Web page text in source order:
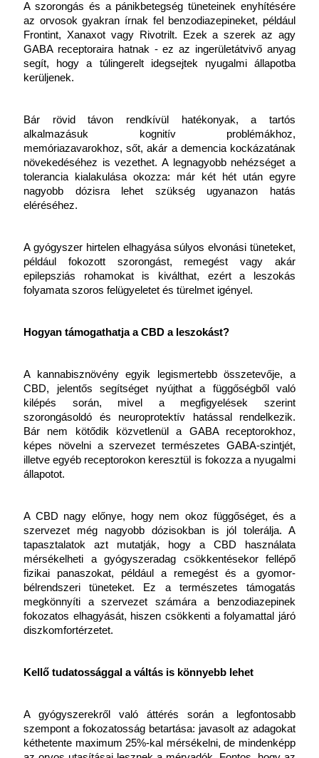
A szorongás és a pánikbetegség tüneteinek enyhítésére
az orvosok gyakran írnak fel benzodiazepineket, például
Frontint, Xanaxot vagy Rivotrilt. Ezek a szerek az agy
GABA receptoraira hatnak - ez az ingerületátvivő anyag
segít, hogy a túlingerelt idegsejtek nyugalmi állapotba
kerüljenek.
Bár rövid távon rendkívül hatékonyak, a tartós
alkalmazásuk kognitív problémákhoz,
memóriazavarokhoz, sőt, akár a demencia kockázatának
növekedéséhez is vezethet. A legnagyobb nehézséget a
tolerancia kialakulása okozza: már két hét után egyre
nagyobb dózisra lehet szükség ugyanazon hatás
eléréséhez.
A gyógyszer hirtelen elhagyása súlyos elvonási tüneteket,
például fokozott szorongást, remegést vagy akár
epilepsziás rohamokat is kiválthat, ezért a leszokás
folyamata szoros felügyeletet és türelmet igényel.
Hogyan támogathatja a CBD a leszokást?
A kannabisznövény egyik legismertebb összetevője, a
CBD, jelentős segítséget nyújthat a függőségből való
kilépés során, mivel a megfigyelések szerint
szorongásoldó és neuroprotektív hatással rendelkezik.
Bár nem kötődik közvetlenül a GABA receptorokhoz,
képes növelni a szervezet természetes GABA-szintjét,
illetve egyéb receptorokon keresztül is fokozza a nyugalmi
állapotot.
A CBD nagy előnye, hogy nem okoz függőséget, és a
szervezet még nagyobb dózisokban is jól tolerálja. A
tapasztalatok azt mutatják, hogy a CBD használata
mérsékelheti a gyógyszeradag csökkentésekor fellépő
fizikai panaszokat, például a remegést és a gyomor-
bélrendszeri tüneteket. Ez a természetes támogatás
megkönnyíti a szervezet számára a benzodiazepinek
fokozatos elhagyását, hiszen csökkenti a folyamattal járó
diszkomfortérzetet.
Kellő tudatossággal a váltás is könnyebb lehet
A gyógyszerekről való áttérés során a legfontosabb
szempont a fokozatosság betartása: javasolt az adagokat
kéthetente maximum 25%-kal mérsékelni, de mindenképp